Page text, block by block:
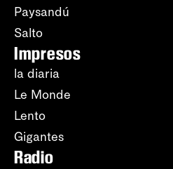
Paysandú
Salto
Impresos
la diaria
Le Monde
Lento
Gigantes
Radio